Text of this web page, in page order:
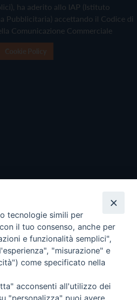
ha aderito allo IAP (Istituto
Pubblicitaria) accettando il Codice di
Comunicazione Commerciale
- Tutti i diritti riservati - Vita
tecnologie simili per
il tuo consenso, anche per
e funzionalità semplici",
"misurazione" e
come specificato nella
acconsenti all'utilizzo dei